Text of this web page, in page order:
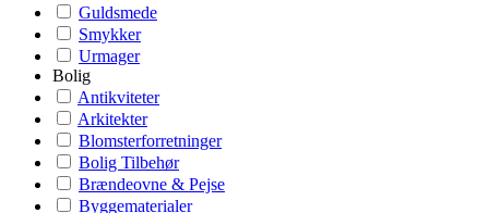
Guldsmede
Smykker
Urmager
Bolig
Antikviteter
Arkitekter
Blomsterforretninger
Bolig Tilbehør
Brændeovne & Pejse
Byggematerialer